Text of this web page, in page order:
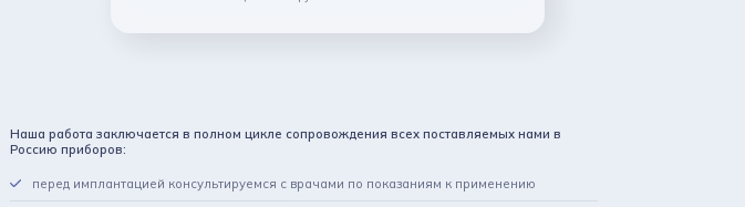
Наша работа заключается в полном цикле сопровождения всех поставляемых нами в
Россию приборов:
перед имплантацией консультируемся с врачами по показаниям к применению